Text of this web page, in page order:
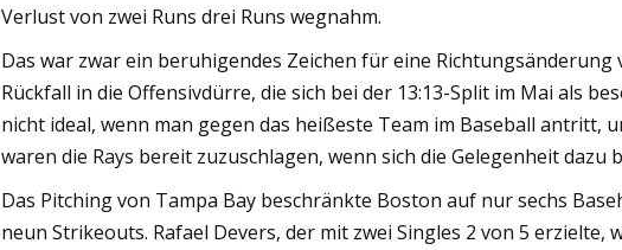
Verlust von zwei Runs drei Runs wegnahm.
Das war zwar ein beruhigendes Zeichen für eine
Rückfall in die Offensivdürre, die sich bei der 13:13-Split im Mai als
nicht ideal, wenn man gegen das heißeste Team im Baseball antritt,
waren die Rays bereit zuzuschlagen, wenn sich die Gelegenheit dazu
Das Pitching von Tampa Bay beschränkte Boston auf nur sechs
neun Strikeouts. Rafael Devers, der mit zwei Singles 2 von 5 erzielte,